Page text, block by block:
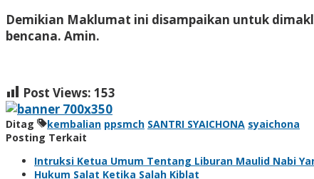
Demikian Maklumat ini disampaikan untuk
bencana. Amin.
Post Views: 153
Ditag kembalian ppsmch SANTRI SYAICHONA syaichona
Posting Terkait
Intruksi Ketua Umum Tentang Liburan Maulid Nabi
Hukum Salat Ketika Salah Kiblat